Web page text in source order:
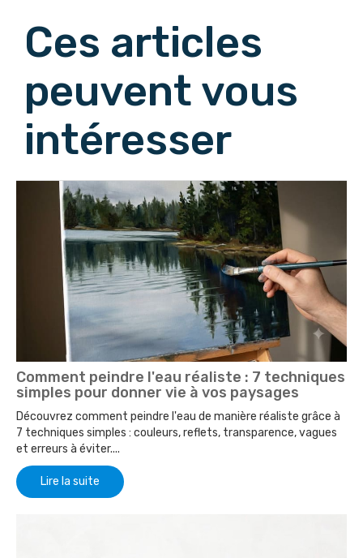
Ces articles
peuvent vous
intéresser
Comment peindre l'eau réaliste : 7 techniques
simples pour donner vie à vos paysages
Découvrez comment peindre l'eau de manière réaliste grâce à
7 techniques simples : couleurs, reflets, transparence, vagues
et erreurs à éviter....
Lire la suite